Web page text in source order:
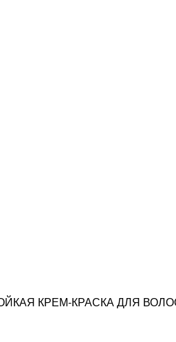
СТОЙКАЯ КРЕМ-КРАСКА ДЛЯ